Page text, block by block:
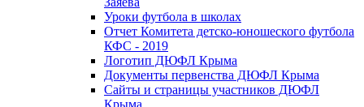
Уроки футбола в школах
Отчет Комитета детско-юношеского футбола
КФС - 2019
Логотип ДЮФЛ Крыма
Документы первенства ДЮФЛ Крыма
Сайты и страницы участников ДЮФЛ
Крыма